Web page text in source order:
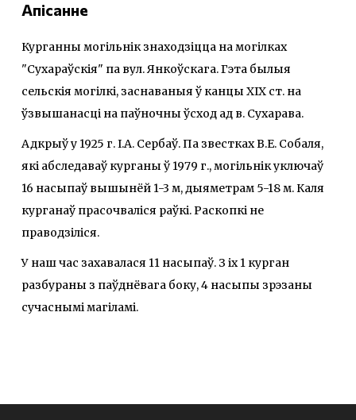
Апісанне
Курганны могільнік знаходзіцца на могілках
"Сухараўскія" па вул. Янкоўскага. Гэта былыя
сельскія могілкі, заснаваныя ў канцы ХІХ ст. на
ўзвышанасці на паўночны ўсход ад в. Сухарава.
Адкрыў у 1925 г. І.А. Сербаў. Па звестках В.Е. Собаля,
які абследаваў курганы ў 1979 г., могільнік уключаў
16 насыпаў вышынёй 1-3 м, дыяметрам 5-18 м. Каля
курганаў прасочваліся раўкі. Раскопкі не
праводзіліся.
У наш час захавалася 11 насыпаў. З іх 1 курган
разбураны з паўднёвага боку, 4 насыпы зрэзаны
сучаснымі магіламі.